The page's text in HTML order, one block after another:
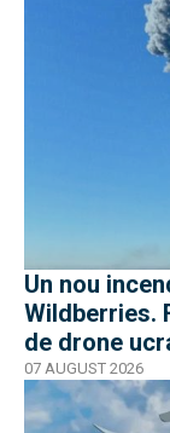
Un nou
Wildberries.
de drone
07 AUGUST 2026